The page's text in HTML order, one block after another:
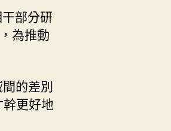
部分研
為推動
間的差別
更好地